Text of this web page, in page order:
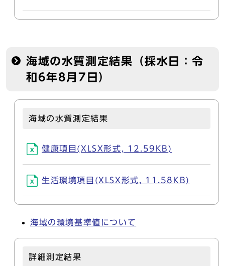
海域の水質測定結果（採水日：令
和6年8月7日）
海域の水質測定結果
健康項目(XLSX形式, 12.59KB)
生活環境項目(XLSX形式, 11.58KB)
海域の環境基準値について
詳細測定結果